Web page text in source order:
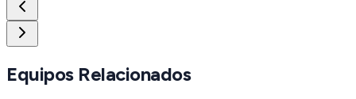
Equipos Relacionados